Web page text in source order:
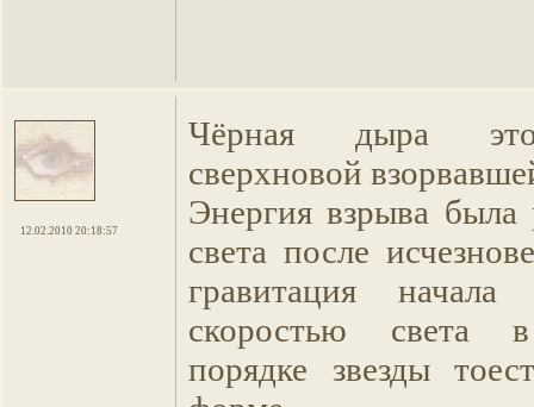
12.02.2010 20:18:57
Чёрная дыра это
сверхновой
Энергия взрыва была
света после
гравитация
скоростью света
порядке звезды